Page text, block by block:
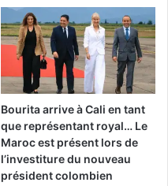
Bourita arrive à Cali en tant
que représentant royal… Le
Maroc est présent lors de
l’investiture du nouveau
président colombien